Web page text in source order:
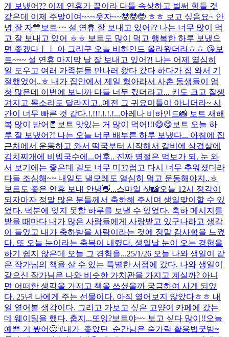
게 보냈어?? 이제 연휴가 끝이라 다들 속상하고 벌써 힘들 것
같은데 이제 주말이여~~~웃자~~🤓🤓🤓 ㅎㅎ 보고 싶음요~ 안
녕 잘 자💛 보트~~ 설 연휴 잘 보내고 있어?? 나는 너무 많이 먹
고 잘 보내고 있어 ㅎㅎ 보트도 많이 먹고 행복한 하루 보냈으
면 좋겠다ㅏㅏ 아 그리구 오늘 비하인드 올라왔더라ㅎㅎ 😘 보
트~~~ 설 연휴 마지막 날 잘 보내고 있어?! 나는 어제 열심히
일 도우고 여러 가족분들 만나러 왔다 갔다 하다가 집 와서 기
절했었어..ㅎ 내가 집안에서 제일 형아라서 사촌 동생들이 엄
청 많은데 이번에 보니까 다들 너무 컸더라고... 키도 크고 잘생
겨지고 목소리도 달라지고..예전 그 귀요미들이 아니더라~ 시
간이 너무 빠른 것 같다.!.!!!.!.!.!...아레나 비하인드📸 보트 새해
복 많이 받어🧧 보트 맛있는 거 많이 먹어!!!😋😋 보트 오늘 하
루 잘 보냈어?! 나는 오늘 너무 배부른 하루 보냈다... 아침에 집
근처에서 운동하고 와서 떡국부터 시작해서 갈비에 삼겹살에
김치찌개에 비빔국수에...어후.. 진짜 명절은 먹보가 되. 눈 와
서 보기에는 좋은데 길도 너무 미끄럽고 다시 너무 추워졌더라
다들 조심해~~ 내일도 낼모레도 열심히 먹고 운동해야지..ㅎ
보트도 좋은 연휴 보내 안녕👋...스마일 샷📸오늘 12시 정각이
되자마자 정말 많은 분들께서 축하해 주시며 생일맞이할 수 있
었다. 덕분에 잊지 못할 하루를 보낼 수 있었다. 축하 메시지를
받을 때마다 내가 많은 사람들에게 사랑받고 있구나라고 생각
이 들었고 내가 축하받을 사람이라는 것에 정말 감사함을 느꼈
다. 또 오늘 눈이라는 축복이 내렸다. 생일날 눈이 오는 경험을
하기 쉽지 않은데 오늘 그 경험을...25/1/26 오늘 나와 생일이 같
은 작가님의 책을 살 수 있는 특별한 서점에 갔다. 나와 생일이
같으신 작가님은 나와 비슷한 가치관을 가지고 계실까? 아니
면 어떠한 생각을 가지고 책을 쓰셨을까 궁금하여 사게 되었
다. 25년 나에게 주는 선물이다. 아직 열어보지 않았다ㅎㅎ 내
일 열어볼 생각이다. 그리고 가보고 싶은 고양이 카페에 갔는
데 웨이팅을 했다. 춥지...또잉?보트야~~ 보고 싶다 많이!!오늘
예쁜 거 봤어🙂 #내가_좋았던_순간남은 숟가락 활용법굿밤~